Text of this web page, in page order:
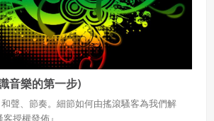
音樂的第一步)
聲、節奏。細節如何由搖滾騷客為我們解
授權發佈』